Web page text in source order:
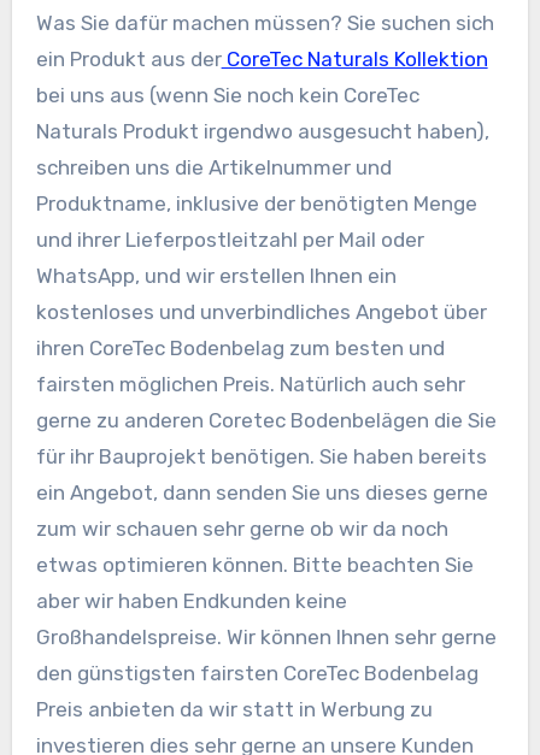
Was Sie dafür machen müssen? Sie suchen sich
ein Produkt aus derCoreTec Naturals Kollektion
bei uns aus (wenn Sie noch kein CoreTec
Naturals Produkt irgendwo ausgesucht haben),
schreiben uns die Artikelnummer und
Produktname, inklusive der benötigten Menge
und ihrer Lieferpostleitzahl per Mail oder
WhatsApp, und wir erstellen Ihnen ein
kostenloses und unverbindliches Angebot über
ihren CoreTec Bodenbelag zum besten und
fairsten möglichen Preis. Natürlich auch sehr
gerne zu anderen Coretec Bodenbelägen die Sie
für ihr Bauprojekt benötigen. Sie haben bereits
ein Angebot, dann senden Sie uns dieses gerne
zum wir schauen sehr gerne ob wir da noch
etwas optimieren können. Bitte beachten Sie
aber wir haben Endkunden keine
Großhandelspreise. Wir können Ihnen sehr gerne
den günstigsten fairsten CoreTec Bodenbelag
Preis anbieten da wir statt in Werbung zu
investieren dies sehr gerne an unsere Kunden